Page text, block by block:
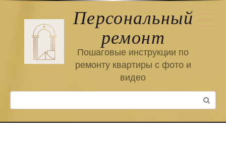
Персональный
ремонт
Пошаговые инструкции по
ремонту квартиры с фото и
видео
Поиск: